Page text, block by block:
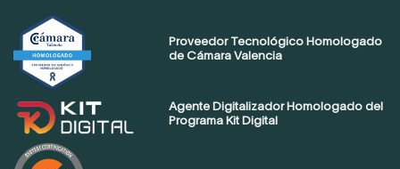
Proveedor Tecnológico Homologado
de Cámara Valencia
Agente Digitalizador Homologado del
Programa Kit Digital